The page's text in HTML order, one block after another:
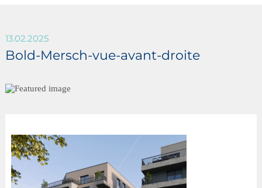
13.02.2025
Bold-Mersch-vue-avant-droite